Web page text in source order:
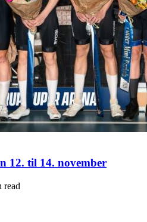
12. til 14. november
read